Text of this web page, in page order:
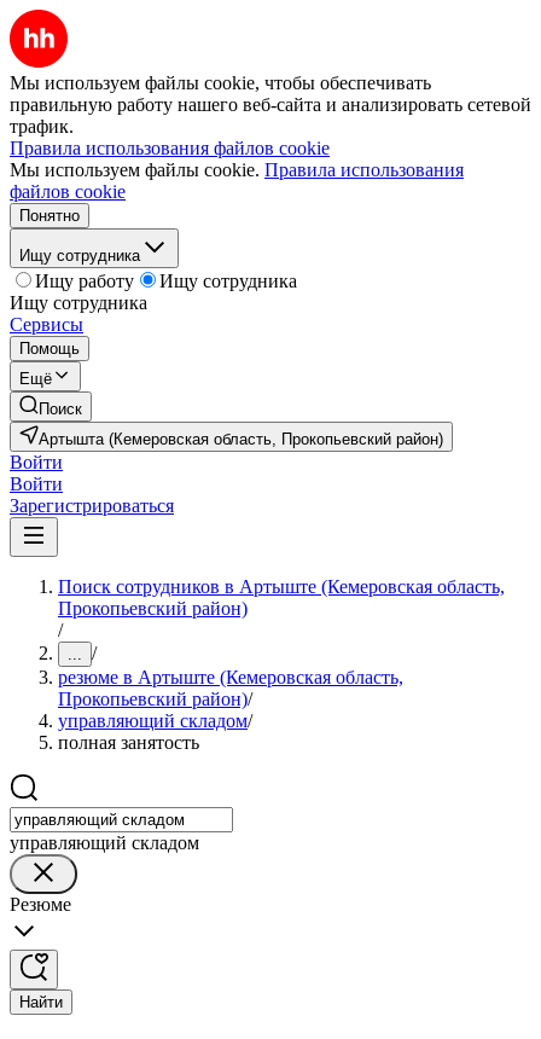
Мы используем файлы cookie, чтобы обеспечивать
правильную работу нашего веб-сайта и анализировать сетевой
трафик.
Правила использования файлов cookie
Мы используем файлы cookie. Правила использования
файлов cookie
Понятно
Ищу сотрудника
Ищу работу
Ищу сотрудника
Ищу сотрудника
Сервисы
Помощь
Ещё
Поиск
Артышта (Кемеровская область, Прокопьевский район)
Войти
Войти
Зарегистрироваться
Поиск сотрудников в Артыште (Кемеровская область,
Прокопьевский район)
/
... /
резюме в Артыште (Кемеровская область,
Прокопьевский район)/
управляющий складом/
полная занятость
управляющий складом
Резюме
Найти